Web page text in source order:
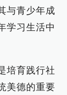
与青少年成
学习生活中
培育践行社
美德的重要